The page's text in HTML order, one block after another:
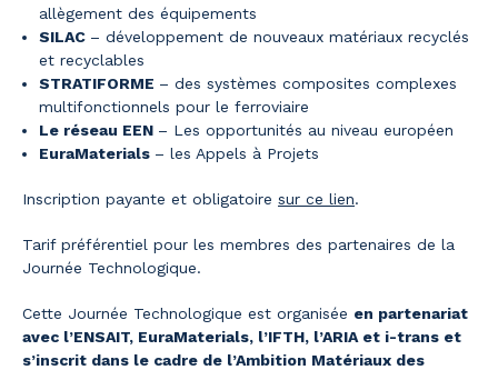
allègement des équipements
SILAC – développement de nouveaux matériaux recyclés
et recyclables
STRATIFORME – des systèmes composites complexes
multifonctionnels pour le ferroviaire
Le réseau EEN – Les opportunités au niveau européen
EuraMaterials – les Appels à Projets
Inscription payante et obligatoire sur ce lien.
Tarif préférentiel pour les membres des partenaires de la
Journée Technologique.
Cette Journée Technologique est organisée en partenariat
avec l’ENSAIT, EuraMaterials, l’IFTH, l’ARIA et i-trans et
s’inscrit dans le cadre de l’Ambition Matériaux des